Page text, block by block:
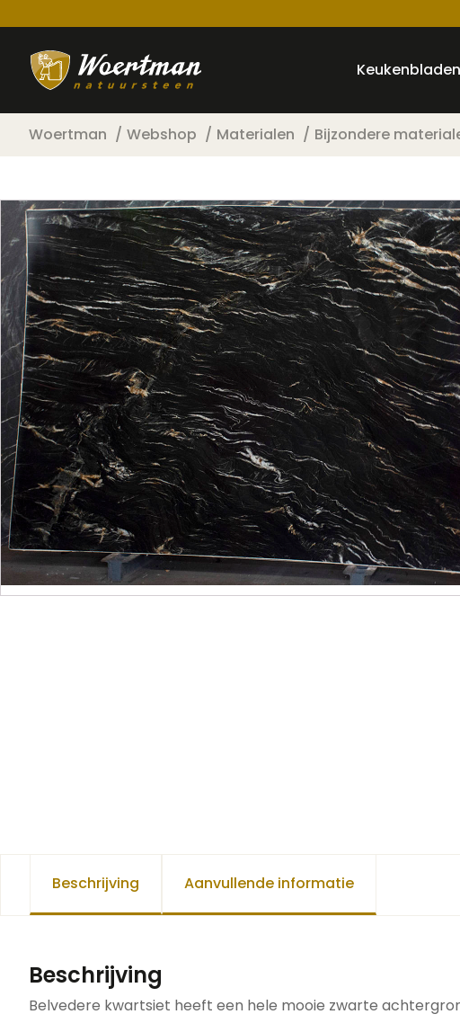
Keukenbladen
Woertman Webshop Materialen Bijzondere
Beschrijving Aanvullende informatie
Beschrijving
Belvedere kwartsiet heeft een hele mooie zwarte